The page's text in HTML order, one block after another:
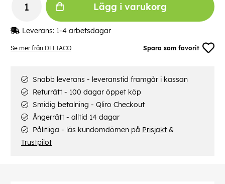
Se mer från DELTACO Spara som favorit
Lägg i varukorg
Leverans: 1-4 arbetsdagar
Snabb leverans - leveranstid framgår i kassan
Returrätt - 100 dagar öppet köp
Smidig betalning - Qliro Checkout
Ångerrätt - alltid 14 dagar
Pålitliga - läs kundomdömen på Prisjakt &
Trustpilot